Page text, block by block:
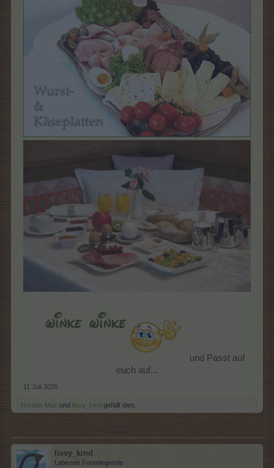
und Passt auf
euch auf...​
11 Juli 2026
Horatio-Mac und lissy_kind gefällt dies.
lissy_kind
Lebende Forenlegende